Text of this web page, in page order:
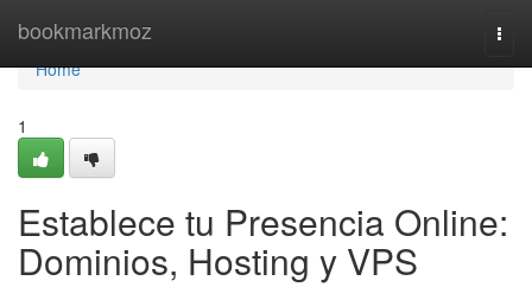
bookmarkmoz
Home
Home
1
Establece tu Presencia Online:
Dominios, Hosting y VPS